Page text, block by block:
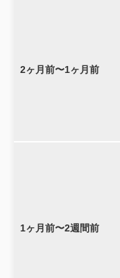
2ヶ月前〜1ヶ月前
1ヶ月前〜2週間前